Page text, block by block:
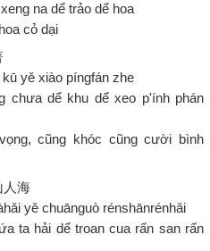
na dể trảo dể hoa
cỏ dại
yě xiào píngfán zhe
chưa dể khu dể xeo p'ính phán
cũng khóc cũng cười bình
人海
yě chuānguò rénshānrénhǎi
ta hải dể troan cua rấn san rấn